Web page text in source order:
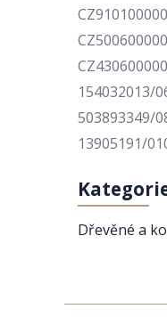
154032013/
503893349/
13905191/
Dřevěné a